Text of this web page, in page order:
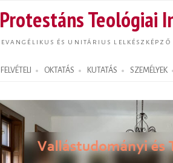
Teológiai
EVANGÉLIKUS ÉS UNITÁRIUS LELKÉSZKÉPZŐ
FELVÉTELI OKTATÁS KUTATÁS SZEMÉLYEK